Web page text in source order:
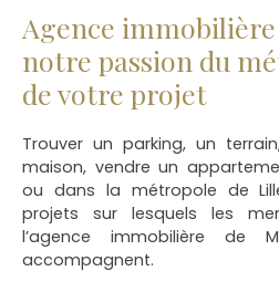
Agence
notre passion du
de votre projet
Trouver un parking, un
maison, vendre un
ou dans la métropole de
projets sur lesquels les
l’agence immobilière de
accompagnent.